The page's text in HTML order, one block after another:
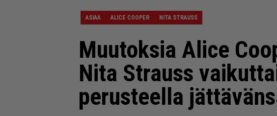
ASIAA ALICE COOPER NITA STRAUSS
Muutoksia Alice
Nita Strauss
perusteella